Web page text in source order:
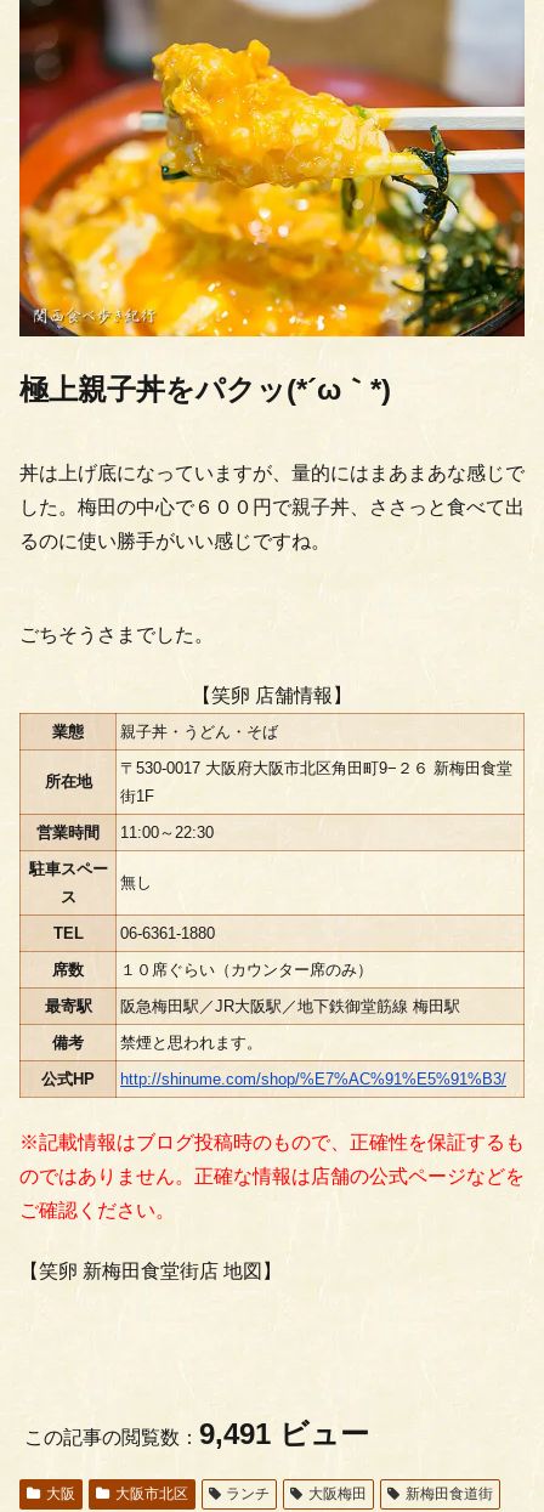
極上親子丼をパクッ(*´ω｀*)
丼は上げ底になっていますが、量的にはまあまあな感じで
した。梅田の中心で６００円で親子丼、ささっと食べて出
るのに使い勝手がいい感じですね。
ごちそうさまでした。
【笑卵 店舗情報】
業態 親子丼・うどん・そば
所在地
〒530-0017 大阪府大阪市北区角田町9−２６ 新梅田食堂
街1F
営業時間
11:00～22:30
駐車スペー
ス
無し
TEL
06-6361-1880
席数
１０席ぐらい（カウンター席のみ）
最寄駅
阪急梅田駅／JR大阪駅／地下鉄御堂筋線 梅田駅
備考
禁煙と思われます。
公式HP
http://shinume.com/shop/%E7%AC%91%E5%91%B3/
※記載情報はブログ投稿時のもので、正確性を保証するも
のではありません。正確な情報は店舗の公式ページなどを
ご確認ください。
【笑卵 新梅田食堂街店 地図】
この記事の閲覧数： 9,491 ビュー
大阪 大阪市北区 ランチ 大阪梅田 新梅田食道街